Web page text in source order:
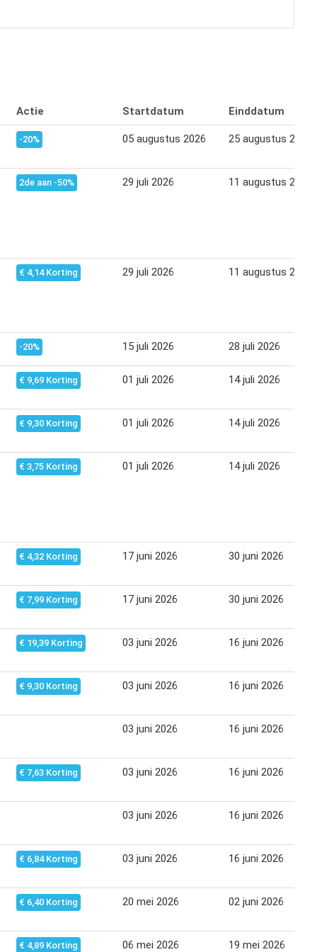
Actie Startdatum Einddatum
-20% 05 augustus 2026 25 augustus 2026
2de aan -50% 29 juli 2026 11 augustus 2026
€ 4,14 Korting 29 juli 2026 11 augustus 2026
-20% 15 juli 2026 28 juli 2026
€ 9,69 Korting 01 juli 2026 14 juli 2026
€ 9,30 Korting 01 juli 2026 14 juli 2026
€ 3,75 Korting 01 juli 2026 14 juli 2026
€ 4,32 Korting 17 juni 2026 30 juni 2026
€ 7,99 Korting 17 juni 2026 30 juni 2026
€ 19,39 Korting 03 juni 2026 16 juni 2026
€ 9,30 Korting 03 juni 2026 16 juni 2026
03 juni 2026 16 juni 2026
€ 7,63 Korting 03 juni 2026 16 juni 2026
03 juni 2026 16 juni 2026
€ 6,84 Korting 03 juni 2026 16 juni 2026
€ 6,40 Korting 20 mei 2026 02 juni 2026
€ 4,89 Korting 06 mei 2026 19 mei 2026